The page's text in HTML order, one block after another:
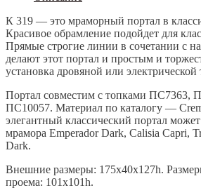
К 319 — это мраморный портал в
Красивое обрамление подойдет для
Прямые строгие линии в сочетании с
делают этот портал и простым и
установка дровяной или электрической
Портал совместим с топками ПС7363,
ПС10057. Материал по каталогу —
элегантный классический портал
мрамора Emperador Dark, Calisia Capri,
Dark.
Внешние размеры: 175x40x127h.
проема: 101x101h.